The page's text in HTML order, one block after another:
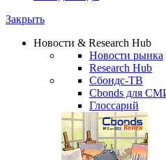
Watchlist
Сбондс Люди
Новости & Research Hub
Новости рынка
Research Hub
Сбондс-ТВ
Cbonds для СМИ
Глоссарий